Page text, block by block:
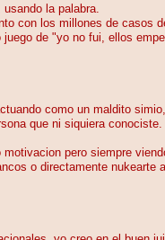
la palabra.
con los millones de casos
de "yo no fui, ellos
como un maldito
que ni siquiera conociste.
pero siempre
o directamente nukearte